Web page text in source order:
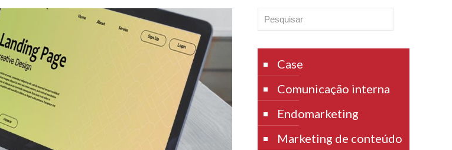
Pesquisar
Case
Comunicação interna
Endomarketing
Marketing de conteúdo